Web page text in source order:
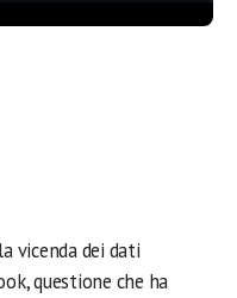
vicenda dei dati
questione che ha